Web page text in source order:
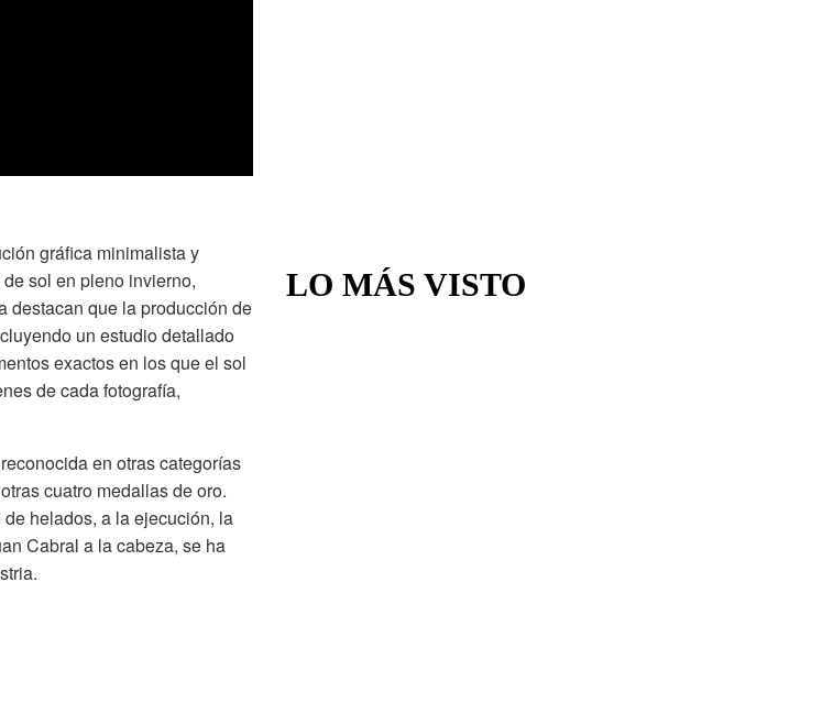
gráfica minimalista y
sol en pleno invierno,
destacan que la producción de
un estudio detallado
exactos en los que el sol
de cada fotografía,
en otras categorías
cuatro medallas de oro.
helados, a la ejecución, la
Cabral a la cabeza, se ha
LO MÁS VISTO